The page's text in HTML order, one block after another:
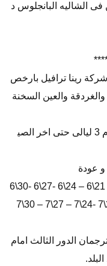
فى الشاليه البانجلوس د
اقوى عروض صيف 2013 مع شركة رينا ترافيل بارخص
والعين السخنة
*انتقالات الصيف تبداء من 15\6 كل 4 ايام 3 ليالى حتى اخر الصي
مواعيد الرحلات الحالية ( 15\6 – 18\6 – 21\6 – 24\6 -27\6 -30\6
-3\7 -6\7 -9\7 – 12\7 – 15\7 –18\7 -21\7 -24\7 – 27\7 – 30\7
الدور الثالث امام